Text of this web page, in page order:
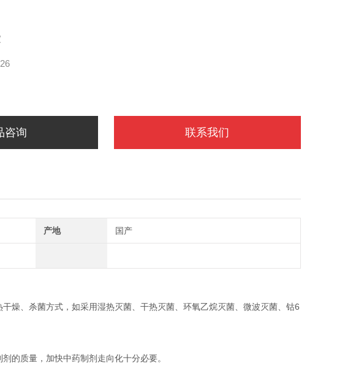
咨询 联系我们
产地 国产
燥、杀菌方式，如采用湿热灭菌、干热灭菌、环氧乙烷灭菌、微波灭菌、钴6
的质量，加快中药制剂走向化十分必要。